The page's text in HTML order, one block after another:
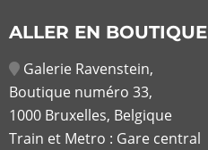
ALLER EN BOUTIQUE
Galerie Ravenstein,
Boutique numéro 33,
1000 Bruxelles, Belgique
Train et Metro : Gare central